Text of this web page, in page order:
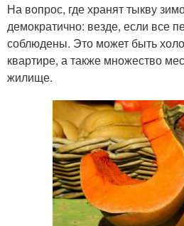
На вопрос, где хранят тыкву
демократично: везде, если все
соблюдены. Это может быть
квартире, а также множество
жилище.